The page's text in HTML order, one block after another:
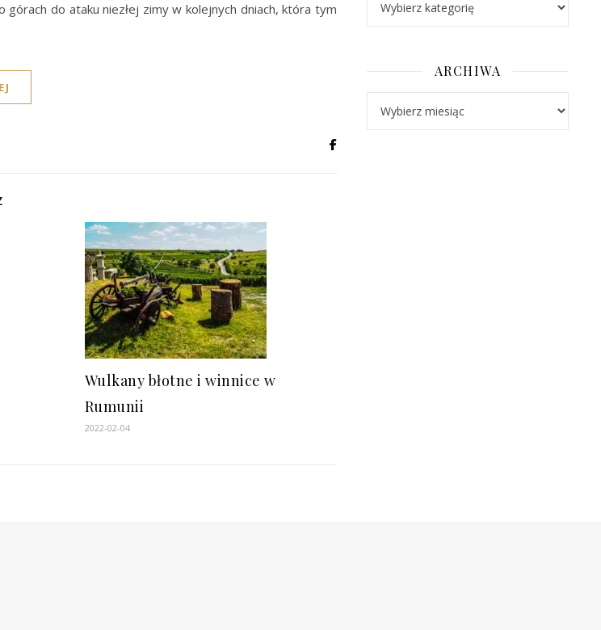
do ataku niezłej zimy w kolejnych dniach, która tym
Wulkany błotne i winnice w
Rumunii
2022-02-04
ARCHIWA